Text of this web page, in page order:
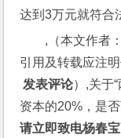
达到3万元就符合
,（本文作者
引用及转载应注明
发表评论）,关于
资本的20%，是
请立即致电杨春